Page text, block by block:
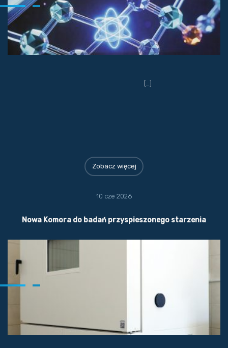
[…]
Zobacz więcej
10 cze 2026
Nowa Komora do badań przyspieszonego starzenia